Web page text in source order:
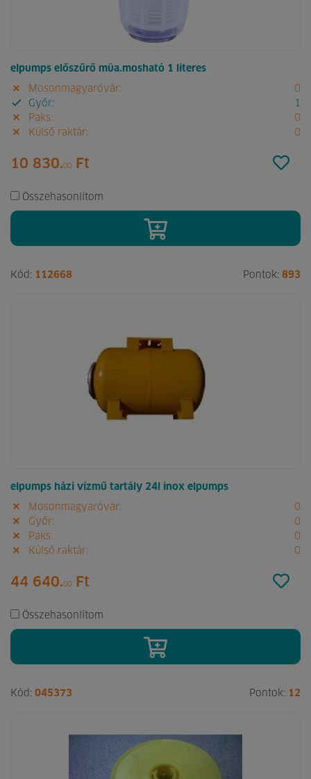
elpumps előszűrő müa.mosható 1 literes
Mosonmagyaróvár:
0
Győr:
1
Paks:
0
Külső raktár:
0
10 830.00 Ft
Összehasonlítom
Kód: 112668 Pontok: 893
elpumps házi vízmű tartály 24l inox elpumps
Mosonmagyaróvár:
0
Győr:
0
Paks:
0
Külső raktár:
0
44 640.00 Ft
Összehasonlítom
Kód: 045373 Pontok: 12